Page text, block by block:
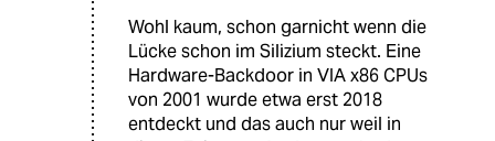
Wohl kaum, schon garnicht wenn die
Lücke schon im Silizium steckt. Eine
Hardware-Backdoor in VIA x86 CPUs
von 2001 wurde etwa erst 2018
entdeckt und das auch nur weil in